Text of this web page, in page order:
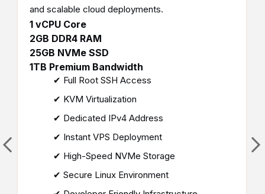
and scalable cloud deployments.
1 vCPU Core
2GB DDR4 RAM
25GB NVMe SSD
1TB Premium Bandwidth
✔ Full Root SSH Access
✔ KVM Virtualization
✔ Dedicated IPv4 Address
✔ Instant VPS Deployment
✔ High-Speed NVMe Storage
✔ Secure Linux Environment